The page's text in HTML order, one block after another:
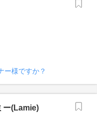
ー様ですか？
ー(Lamie)